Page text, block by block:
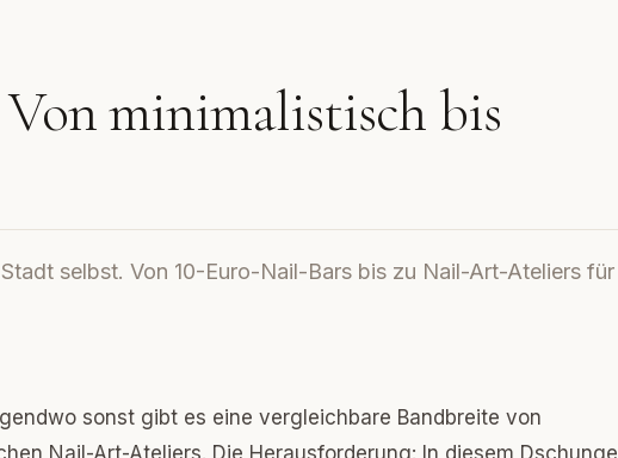
minimalistisch bis
selbst. Von 10-Euro-Nail-Bars bis zu Nail-Art-Ateliers für
sonst gibt es eine vergleichbare Bandbreite von
Nail-Art-Ateliers. Die Herausforderung: In diesem Dschungel